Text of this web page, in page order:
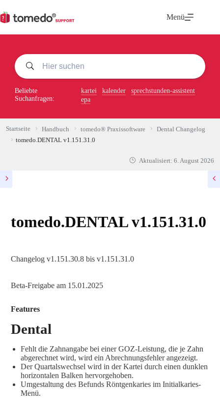
Inhalt
springen
Menü
Beliebte
Suchanfragen:
kartei kalender
sprechstunden-assistent
epa
Startseite Handbuch tomedo® Praxissoftware
Dental Changelog
tomedo.DENTAL v1.151.31.0
Aktualisiert: 6. August 2026
tomedo.DENTAL v1.151.31.0
Changelog v1.151.30.8 bis v1.151.31.0
Beta-Freigabe am 15.01.2025
Features
Dental
Fehlt die Zahnangabe bei einer GOZ-Leistung, die je Zahn
abgerechnet wird, wird ein Abrechnungsfehler angezeigt.
Der Quartalswechsel wird in der Kartei durch einen dunklen
horizontalen Balken hervorgehoben.
Umgestaltung des Befunds Röntgenkaries im Initialkaries-
Menü.